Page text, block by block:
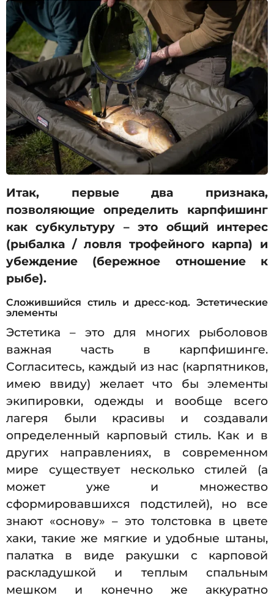
Итак, первые два признака,
позволяющие определить карпфишинг
как субкультуру – это общий интерес
(рыбалка / ловля трофейного карпа) и
убеждение (бережное отношение к
рыбе).
Сложившийся стиль и дресс-код. Эстетические
элементы
Эстетика – это для многих рыболовов
важная часть в карпфишинге.
Согласитесь, каждый из нас (карпятников,
имею ввиду) желает что бы элементы
экипировки, одежды и вообще всего
лагеря были красивы и создавали
определенный карповый стиль. Как и в
других направлениях, в современном
мире существует несколько стилей (а
может уже и множество
сформировавшихся подстилей), но все
знают «основу» – это толстовка в цвете
хаки, такие же мягкие и удобные штаны,
палатка в виде ракушки с карповой
раскладушкой и теплым спальным
мешком и конечно же аккуратно